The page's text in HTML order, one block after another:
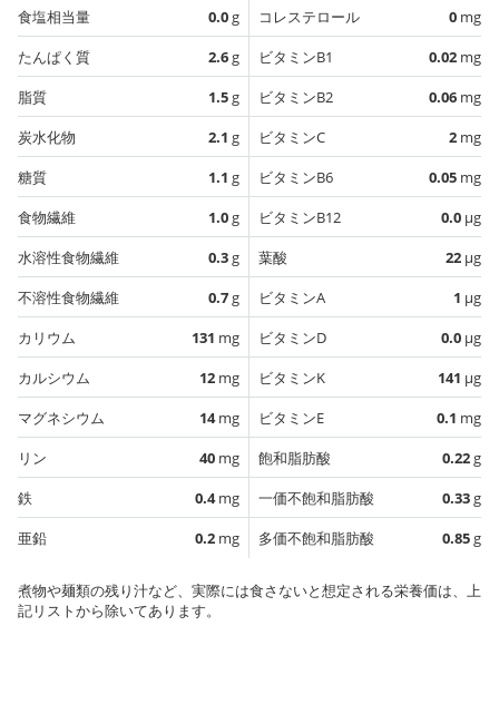
食塩相当量
0.0g
たんぱく質
2.6g
脂質
1.5g
炭水化物
2.1 g
糖質
1.1 g
食物繊維
1.0g
水溶性食物繊維
0.3g
不溶性食物繊維
0.7g
カリウム
131 mg
カルシウム
12 mg
マグネシウム
14mg
リン
40 mg
鉄
0.4mg
亜鉛
0.2 mg
コレステロール
0 mg
ビタミンB1
0.02 mg
ビタミンB2
0.06 mg
ビタミンC
2 mg
ビタミンB6
0.05 mg
ビタミンB12
0.0 µg
葉酸
22 µg
ビタミンA
1 µg
ビタミンD
0.0 µg
ビタミンK
141 µg
ビタミンE
0.1 mg
飽和脂肪酸
0.22g
一価不飽和脂肪酸
0.33g
多価不飽和脂肪酸
0.85g
煮物や麺類の残り汁など、実際には食さないと想定される栄養価は、上
記リストから除いてあります。